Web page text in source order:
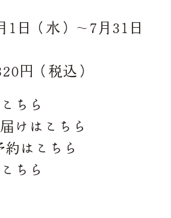
1日（水）～7月31日
円（税込）
ちら
けはこちら
約はこちら
ちら